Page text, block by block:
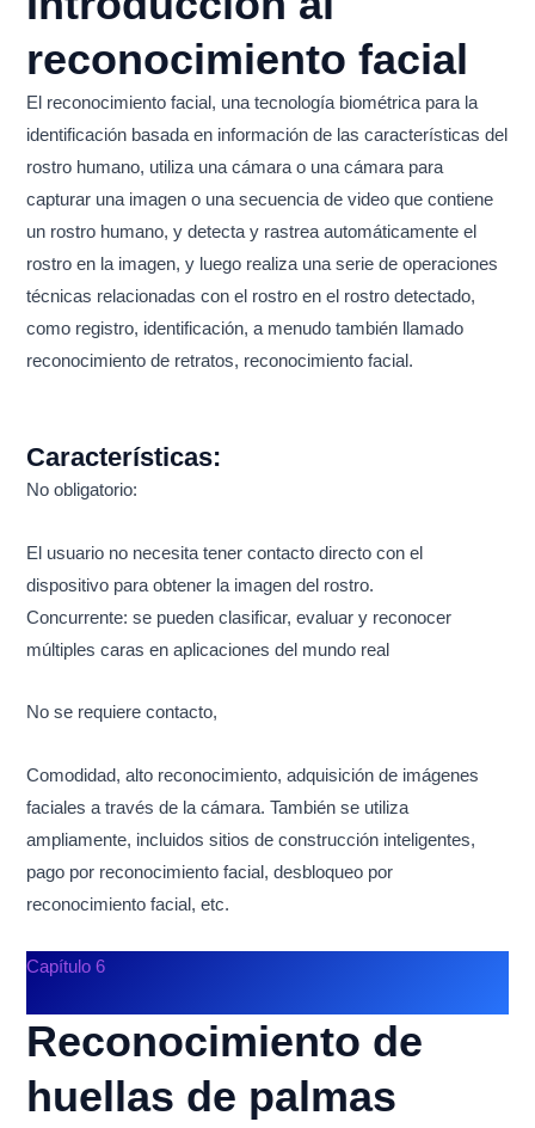
reconocimiento facial
El reconocimiento facial, una tecnología biométrica para la
identificación basada en información de las características del
rostro humano, utiliza una cámara o una cámara para
capturar una imagen o una secuencia de video que contiene
un rostro humano, y detecta y rastrea automáticamente el
rostro en la imagen, y luego realiza una serie de operaciones
técnicas relacionadas con el rostro en el rostro detectado,
como registro, identificación, a menudo también llamado
reconocimiento de retratos, reconocimiento facial.
Características:
No obligatorio:
El usuario no necesita tener contacto directo con el
dispositivo para obtener la imagen del rostro.
Concurrente: se pueden clasificar, evaluar y reconocer
múltiples caras en aplicaciones del mundo real
No se requiere contacto,
Comodidad, alto reconocimiento, adquisición de imágenes
faciales a través de la cámara. También se utiliza
ampliamente, incluidos sitios de construcción inteligentes,
pago por reconocimiento facial, desbloqueo por
reconocimiento facial, etc.
Capítulo 6
Reconocimiento de
huellas de palmas